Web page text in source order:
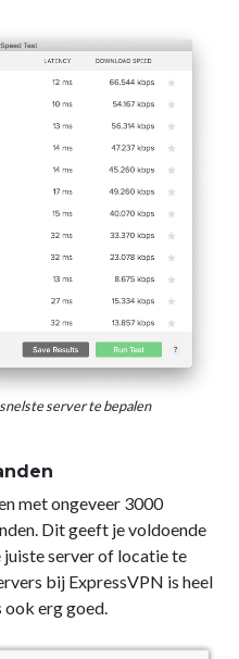
server te bepalen
met ongeveer 3000
Dit geeft je voldoende
server of locatie te
bij ExpressVPN is heel
erg goed.